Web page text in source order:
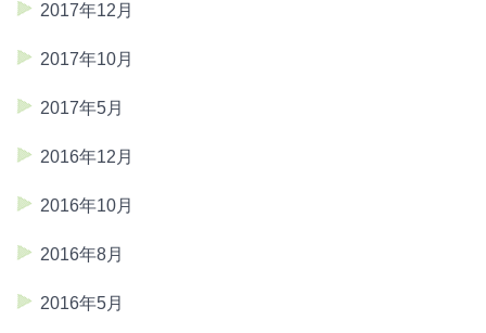
2017年12月
2017年10月
2017年5月
2016年12月
2016年10月
2016年8月
2016年5月